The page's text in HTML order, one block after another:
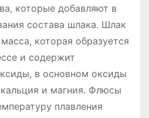
которые добавляют в
состава шлака. Шлак
которая образуется
и содержит
в основном оксиды
и магния. Флюсы
плавления